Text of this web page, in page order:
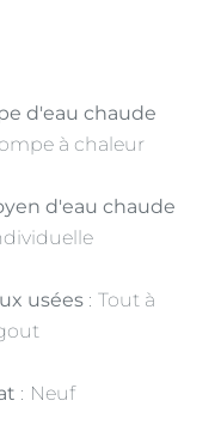
d'eau chaude
à chaleur
d'eau chaude
usées
Tout à
Neuf